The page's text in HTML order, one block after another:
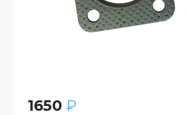
1650 ₽